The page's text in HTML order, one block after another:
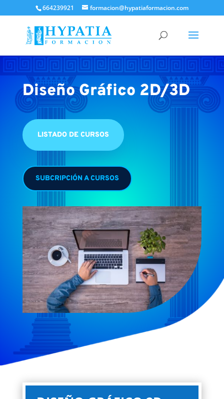
664239921 formacion@hypatiaformacion.com
Diseño Gráfico 2D/3D
LISTADO DE CURSOS
SUBCRIPCIÓN A CURSOS